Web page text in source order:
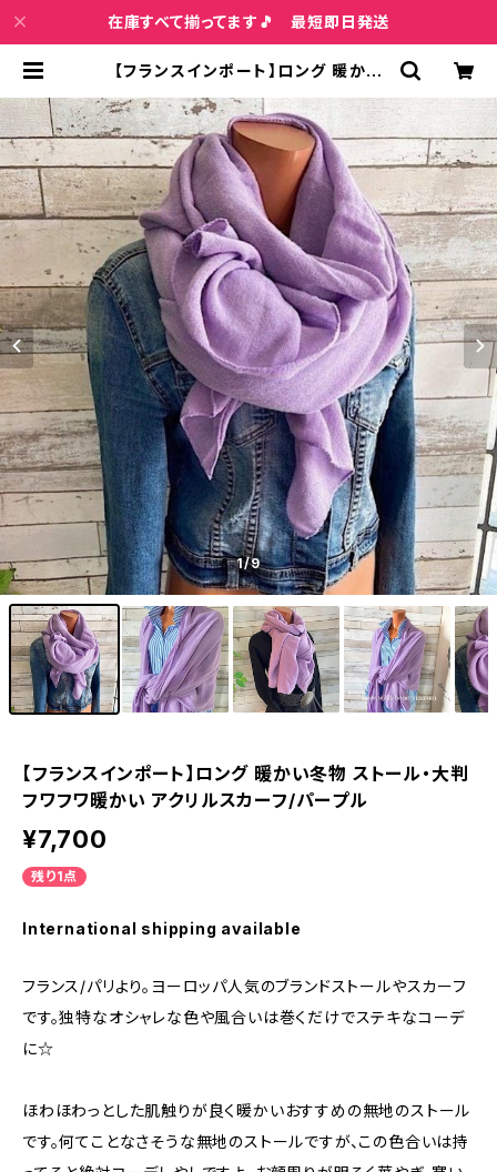
在庫すべて揃ってます🎵 最短即日発送
【フランスインポート】ロング 暖かい
アクリルスカーフ/パープル | インポ
ートファッション＆ジュエリー Wish
Bone VIP
1/9
【フランスインポート】ロング 暖かい冬物 ストール・大判
フワフワ暖かい アクリルスカーフ/パープル
¥7,700
残り1点
International shipping available
フランス/パリより。ヨーロッパ人気のブランドストールやスカーフ
です。独特なオシャレな色や風合いは巻くだけでステキなコーデ
に☆
ほわほわっとした肌触りが良く暖かいおすすめの無地のストール
です。何てことなさそうな無地のストールですが、この色合いは持